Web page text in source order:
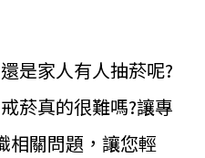
是家人有人抽菸呢?
戒菸真的很難嗎?讓專
關問題， 讓您輕